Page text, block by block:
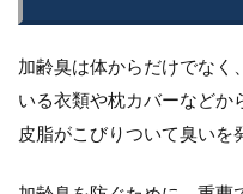
加齢臭は体からだけでなく
いる衣類や枕カバーなどか
皮脂がこびりついて臭いを